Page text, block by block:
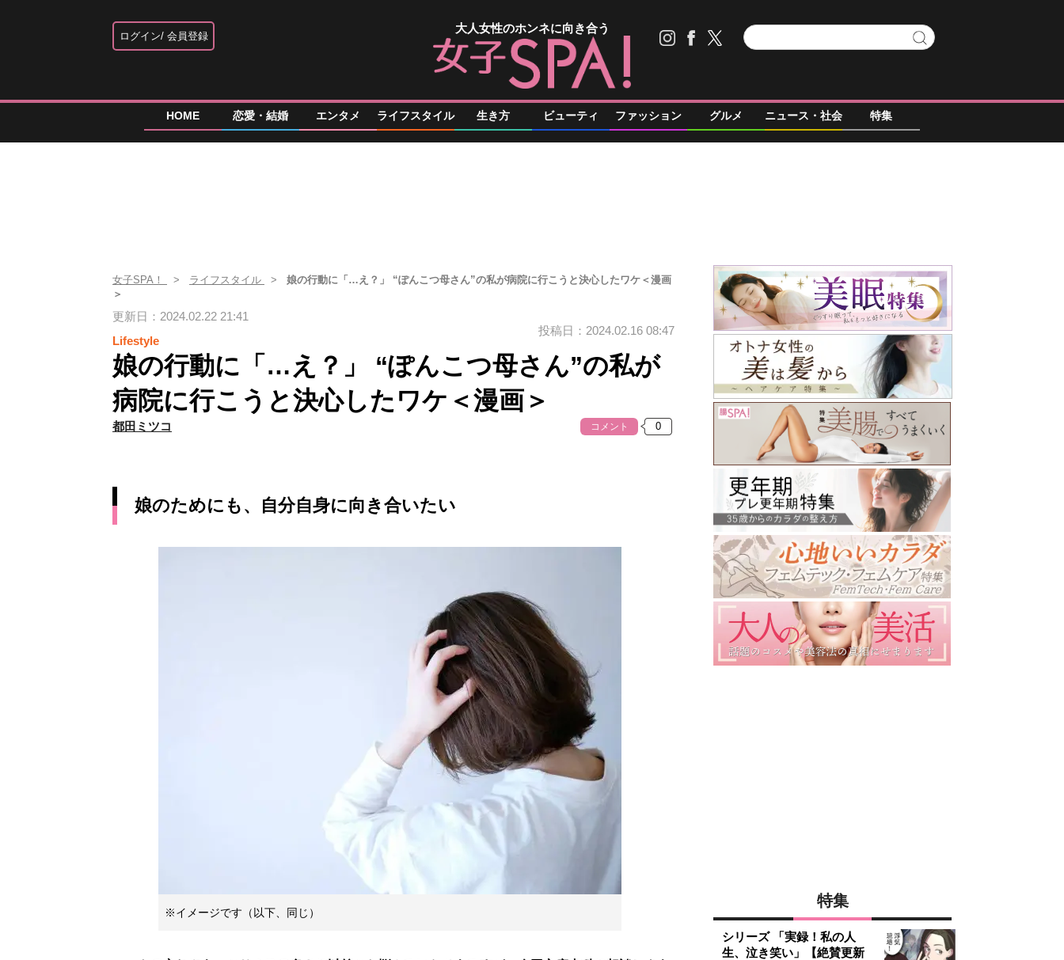
ログイン 会員登録
大人女性のホンネに向き合う
HOME 恋愛・結婚 エンタメ ライフスタイル 生き方 ビューティ ファッション グルメ ニュース・社会 特集
女子SPA！ ライフスタイル
娘の行動に「…え？」 “ぽんこつ母さん”の私が病院に行こうと決心したワケ＜漫画
＞
更新日：2024.02.22 21:41
Lifestyle
投稿日：2024.02.16 08:47
娘の行動に「…え？」 “ぽんこつ母さん”の私が
病院に行こうと決心したワケ＜漫画＞
都田ミツコ コメント
娘のためにも、自分自身に向き合いたい
※イメージです（以下、同じ）
特集
シリーズ 「実録！私の人
生、泣き笑い」【絶賛更新